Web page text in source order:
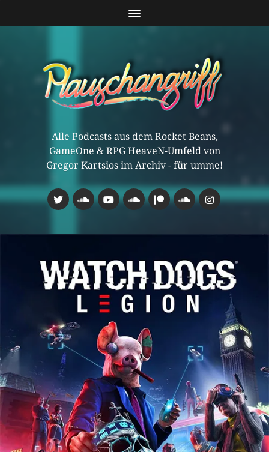
Alle Podcasts aus dem Rocket Beans,
GameOne & RPG HeaveN-Umfeld von
Gregor Kartsios im Archiv - für umme!